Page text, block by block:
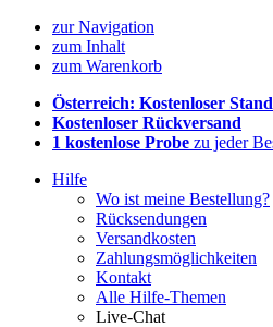
zur Navigation
zum Inhalt
zum Warenkorb
Österreich: Kostenloser
Kostenloser Rückversand
1 kostenlose Probe zu jeder
Hilfe
Wo ist meine Bestellung?
Rücksendungen
Versandkosten
Zahlungsmöglichkeiten
Kontakt
Alle Hilfe-Themen
Live-Chat